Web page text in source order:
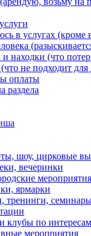
в услугах (кроме
и находки (что
не подходит для
оплаты
раздела
шоу, цирковые
вечеринки
мероприятия
ярмарки
тренинги,
клубы по интересам
мероприятия